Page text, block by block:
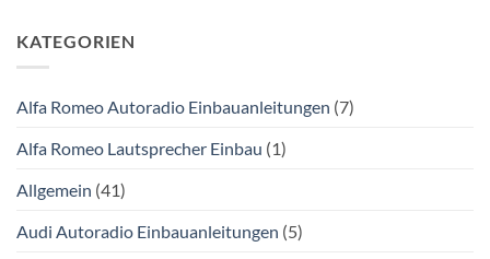
KATEGORIEN
Alfa Romeo Autoradio Einbauanleitungen (7)
Alfa Romeo Lautsprecher Einbau (1)
Allgemein (41)
Audi Autoradio Einbauanleitungen (5)